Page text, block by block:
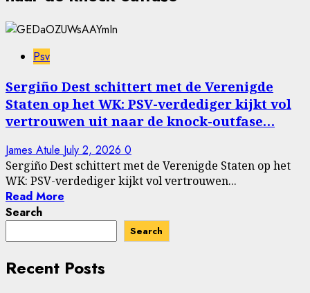
Psv
Sergiño Dest schittert met de Verenigde
Staten op het WK: PSV-verdediger kijkt vol
vertrouwen uit naar de knock-outfase…
James Atule July 2, 2026 0
Sergiño Dest schittert met de Verenigde Staten op het
WK: PSV-verdediger kijkt vol vertrouwen...
Read More
Search
Search
Recent Posts